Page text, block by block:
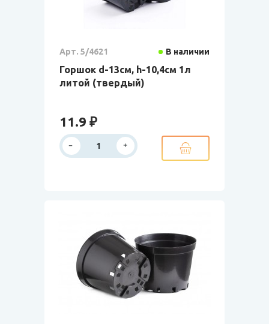
Арт. 5/4621 В наличии
Горшок d-13см, h-10,4см 1л
литой (твердый)
11.9 ₽